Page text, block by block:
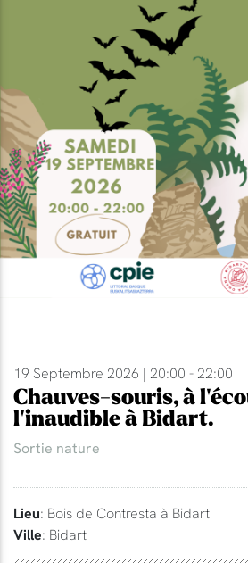
19 Septembre 2026 | 20:00 - 22:00
Chauves-souris, à
l'inaudible à Bidart.
Sortie nature
Lieu: Bois de Contresta à Bidart
Ville: Bidart